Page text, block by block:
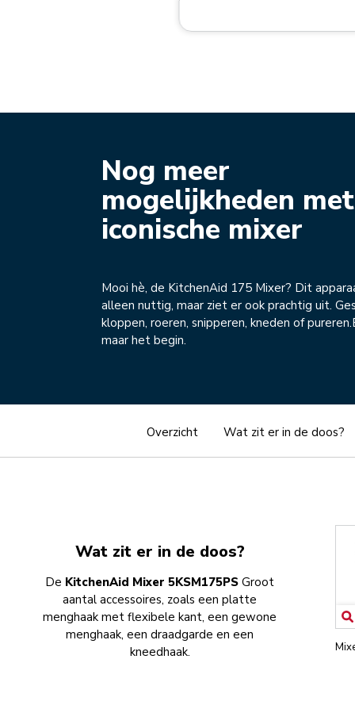
Nog meer
mogelijkheden met
iconische mixer
Mooi hè, de KitchenAid 175 Mixer? Dit
alleen nuttig, maar ziet er ook prachtig uit.
kloppen, roeren, snipperen, kneden of
maar het begin.
Overzicht Wat zit er in de doos?
Wat zit er in de doos?
De KitchenAid Mixer 5KSM175PSGroot
aantal accessoires, zoals een platte
menghaak met flexibele kant, een gewone
menghaak, een draadgarde en een
kneedhaak.